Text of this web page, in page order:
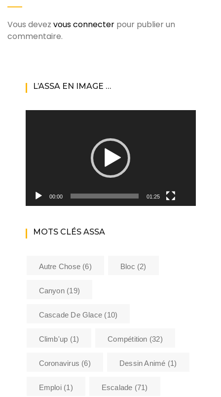
Vous devez vous connecter pour publier un
commentaire.
L’ASSA EN IMAGE …
00:00 01:25
MOTS CLÉS ASSA
Autre Chose(6) Bloc (2)
Canyon(19)
Cascade De Glace (10)
Climb'up (1) Compétition (32)
Coronavirus (6) Dessin Animé (1)
Emploi(1) Escalade (71)